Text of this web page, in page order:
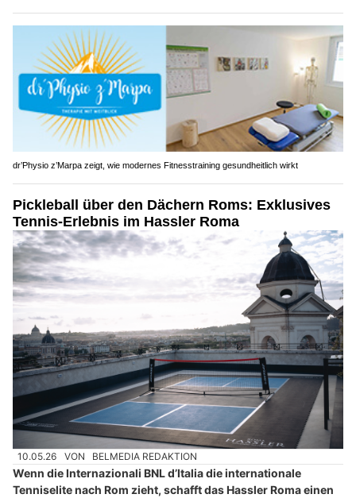
dr’Physio z’Marpa zeigt, wie modernes Fitnesstraining gesundheitlich wirkt
Pickleball über den Dächern Roms: Exklusives
Tennis-Erlebnis im Hassler Roma
10.05.26 VON BELMEDIA REDAKTION
Wenn die Internazionali BNL d’Italia die internationale
Tenniselite nach Rom zieht, schafft das Hassler Roma einen